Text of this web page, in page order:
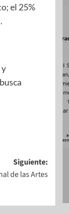
el 25%
Siguiente:
de las Artes